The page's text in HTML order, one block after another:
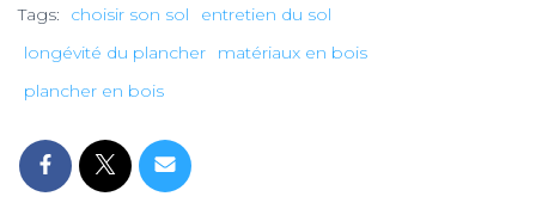
Tags: choisir son sol
entretien du sol
longévité du plancher
matériaux en bois
plancher en bois